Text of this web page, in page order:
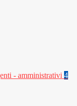
- amministrativi 4